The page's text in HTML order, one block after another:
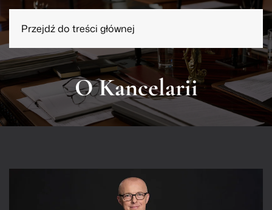
Przejdź do treści głównej
O Kancelarii